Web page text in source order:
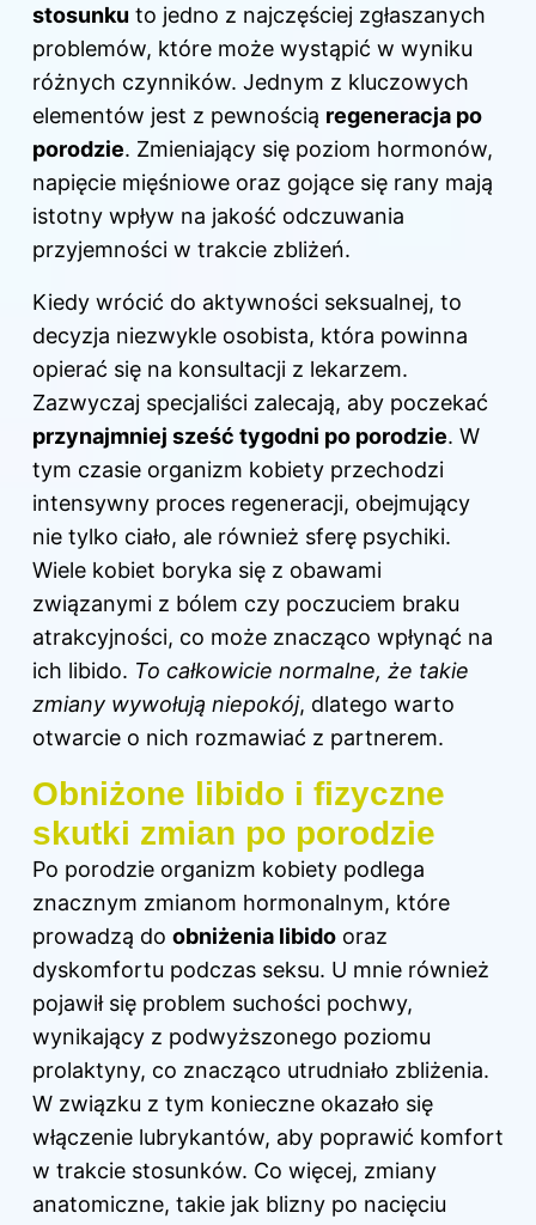
stosunku to jedno z najczęściej zgłaszanych
problemów, które może wystąpić w wyniku
różnych czynników. Jednym z kluczowych
elementów jest z pewnością regeneracja po
porodzie. Zmieniający się poziom hormonów,
napięcie mięśniowe oraz gojące się rany mają
istotny wpływ na jakość odczuwania
przyjemności w trakcie zbliżeń.
Kiedy wrócić do aktywności seksualnej, to
decyzja niezwykle osobista, która powinna
opierać się na konsultacji z lekarzem.
Zazwyczaj specjaliści zalecają, aby poczekać
przynajmniej sześć tygodni po porodzie. W
tym czasie organizm kobiety przechodzi
intensywny proces regeneracji, obejmujący
nie tylko ciało, ale również sferę psychiki.
Wiele kobiet boryka się z obawami
związanymi z bólem czy poczuciem braku
atrakcyjności, co może znacząco wpłynąć na
ich libido. To całkowicie normalne, że takie
zmiany wywołują niepokój, dlatego warto
otwarcie o nich rozmawiać z partnerem.
Obniżone libido i fizyczne
skutki zmian po porodzie
Po porodzie organizm kobiety podlega
znacznym zmianom hormonalnym, które
prowadzą do obniżenia libido oraz
dyskomfortu podczas seksu. U mnie również
pojawił się problem suchości pochwy,
wynikający z podwyższonego poziomu
prolaktyny, co znacząco utrudniało zbliżenia.
W związku z tym konieczne okazało się
włączenie lubrykantów, aby poprawić komfort
w trakcie stosunków. Co więcej, zmiany
anatomiczne, takie jak blizny po nacięciu